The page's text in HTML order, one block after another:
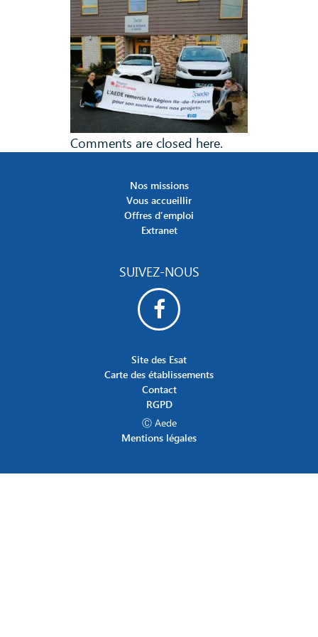
Comments are closed here.
Nos missions
Vous accueillir
Offres d’emploi
Extranet
SUIVEZ-NOUS
Site des Esat
Carte des établissements
Contact
RGPD
Ⓒ Aede
Mentions légales